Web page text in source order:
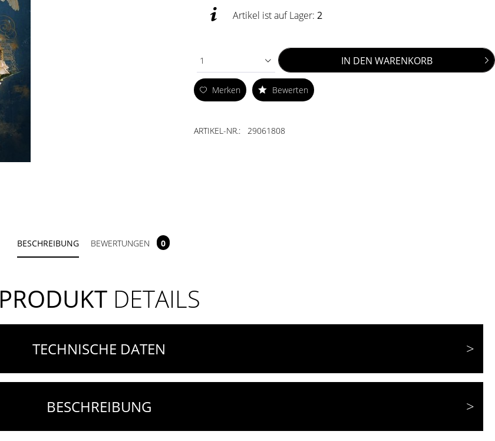
Artikel ist auf Lager:2
1 IN DEN WARENKORB
Merken Bewerten
ARTIKEL-NR.: 29061808
BESCHREIBUNG BEWERTUNGEN 0
PRODUKTDETAILS
TECHNISCHE DATEN
BESCHREIBUNG